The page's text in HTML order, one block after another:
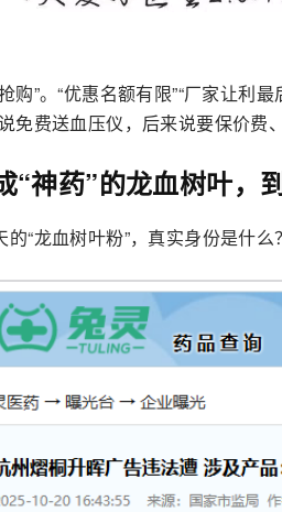
购”。“优惠名额有限”“厂家让
免费送血压仪，后来说要保价费
“神药”的龙血树叶，
“龙血树叶粉”，真实身份是什么？